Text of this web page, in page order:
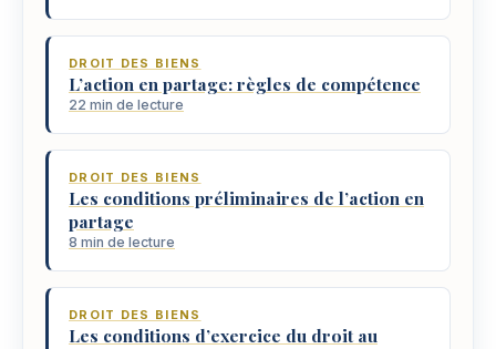
DROIT DES BIENS
L’action en partage: règles de compétence
22 min de lecture
DROIT DES BIENS
Les conditions préliminaires de l’action en
partage
8 min de lecture
DROIT DES BIENS
Les conditions d’exercice du droit au